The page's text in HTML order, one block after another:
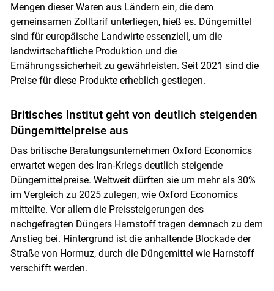
Mengen dieser Waren aus Ländern ein, die dem
gemeinsamen Zolltarif unterliegen, hieß es. Düngemittel
sind für europäische Landwirte essenziell, um die
landwirtschaftliche Produktion und die
Ernährungssicherheit zu gewährleisten. Seit 2021 sind die
Preise für diese Produkte erheblich gestiegen.
Britisches Institut geht von deutlich steigenden
Düngemittelpreise aus
Das britische Beratungsunternehmen Oxford Economics
erwartet wegen des Iran-Kriegs deutlich steigende
Düngemittelpreise. Weltweit dürften sie um mehr als 30%
im Vergleich zu 2025 zulegen, wie Oxford Economics
mitteilte. Vor allem die Preissteigerungen des
nachgefragten Düngers Harnstoff tragen demnach zu dem
Anstieg bei. Hintergrund ist die anhaltende Blockade der
Straße von Hormuz, durch die Düngemittel wie Harnstoff
verschifft werden.